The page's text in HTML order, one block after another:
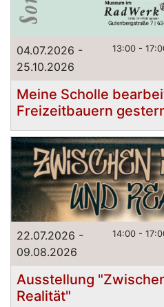
04.07.2026 -
25.10.2026
13:00 -
Meine Scholle
Freizeitbauern
22.07.2026 -
09.08.2026
14:00 -
Ausstellung
Realität"